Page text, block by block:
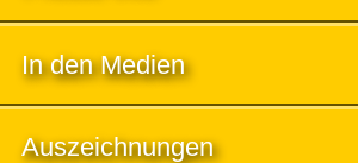
In den Medien
Auszeichnungen